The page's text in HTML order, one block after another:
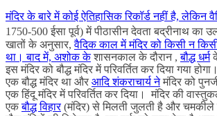
मंदिर के बारे में कोई ऐतिहासिक रिकॉर्ड नहीं है, लेकिन
1750-500 ईसा पूर्व) में पीठासीन देवता बद्रीनाथ का
खातों के अनुसार,वैदिक काल में मंदिर को किसी न
था। बाद में, अशोक केशासनकाल के दौरान ,बौद्ध धर्म
इस मंदिर को बौद्ध मंदिर में परिवर्तित कर दिया गया
एक बौद्ध मंदिर था और आदि शंकराचार्य नेमंदिर को
एक हिंदू मंदिर में परिवर्तित कर दिया। मंदिर की
एकबौद्धविहार(मंदिर) से मिलती जुलती है और चमकीले